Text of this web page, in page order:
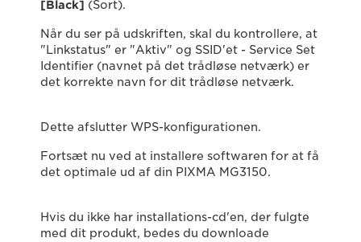
[Black] (Sort).
Når du ser på udskriften, skal du kontrollere, at
"Linkstatus" er "Aktiv" og SSID'et - Service Set
Identifier (navnet på det trådløse netværk) er
det korrekte navn for dit trådløse netværk.
Dette afslutter WPS-konfigurationen.
Fortsæt nu ved at installere softwaren for at få
det optimale ud af din PIXMA MG3150.
Hvis du ikke har installations-cd'en, der fulgte
med dit produkt, bedes du downloade